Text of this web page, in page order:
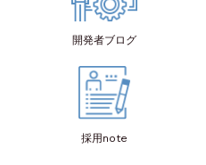
開発者ブログ
採用note